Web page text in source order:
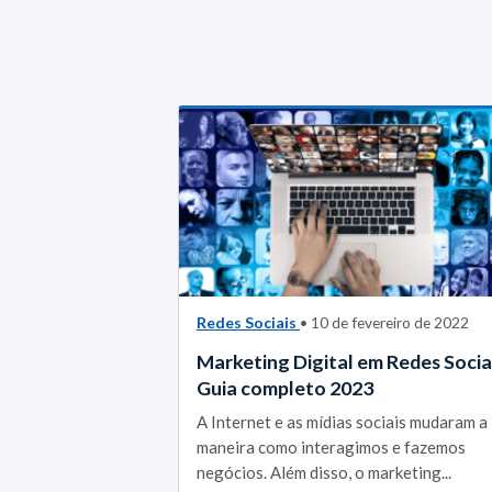
Redes Sociais • 10 de fevereiro de 2022
Marketing Digital em Redes
Guia completo 2023
A Internet e as mídias sociais mudaram a
maneira como interagimos e fazemos
negócios. Além disso, o marketing...